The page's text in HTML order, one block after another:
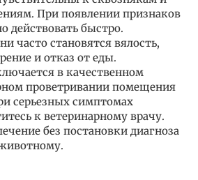
При появлении признаков
действовать быстро.
часто становятся вялость,
и отказ от еды.
в качественном
проветривании помещения
серьезных симптомах
к ветеринарному врачу.
без постановки диагноза